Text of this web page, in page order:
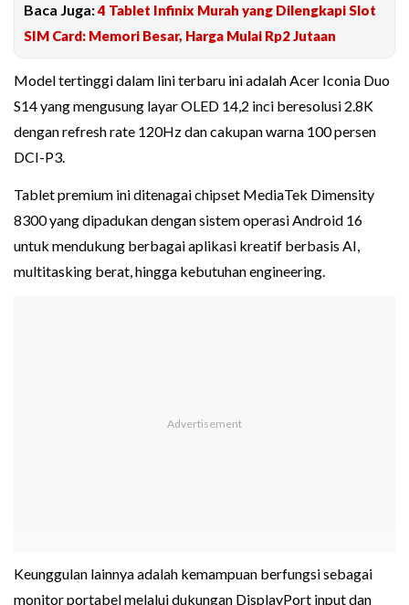
Baca Juga:4 Tablet Infinix Murah yang Dilengkapi Slot
SIM Card: Memori Besar, Harga Mulai Rp2 Jutaan
Model tertinggi dalam lini terbaru ini adalah Acer Iconia Duo
S14 yang mengusung layar OLED 14,2 inci beresolusi 2.8K
dengan refresh rate 120Hz dan cakupan warna 100 persen
DCI-P3.
Tablet premium ini ditenagai chipset MediaTek Dimensity
8300 yang dipadukan dengan sistem operasi Android 16
untuk mendukung berbagai aplikasi kreatif berbasis AI,
multitasking berat, hingga kebutuhan engineering.
Keunggulan lainnya adalah kemampuan berfungsi sebagai
monitor portabel melalui dukungan DisplayPort input dan